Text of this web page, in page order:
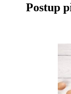
Postup